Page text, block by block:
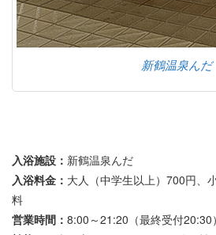
新鶴温泉んだ
入浴施設： 新鶴温泉んだ
入浴料金： 大人（中学生以上）700円、
料
営業時間： 8:00～21:20（最終受付20:30）